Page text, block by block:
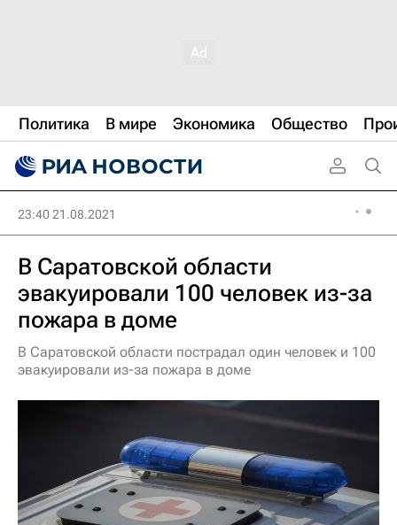
Политика В мире Экономика Общество
23:40 21.08.2021
В Саратовской области
эвакуировали 100 человек из-за
пожара в доме
В Саратовской области пострадал один человек и 100
эвакуировали из-за пожара в доме